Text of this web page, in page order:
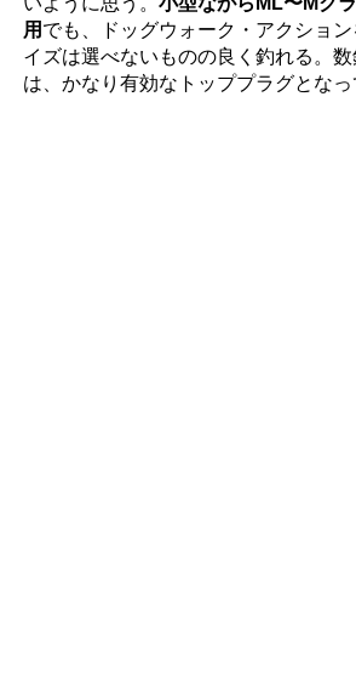
用 でも、ドッグウォーク・アクショ
イズは選べないものの良く釣れる。
は、かなり有効なトッププラグとなっ